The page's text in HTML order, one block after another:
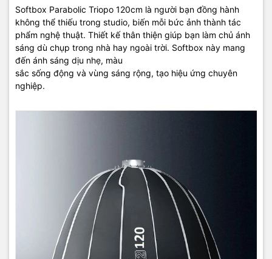
Softbox Parabolic Triopo 120cm là người bạn đồng hành
không thể thiếu trong studio, biến mỗi bức ảnh thành tác
phẩm nghệ thuật. Thiết kế thân thiện giúp bạn làm chủ ánh
sáng dù chụp trong nhà hay ngoài trời. Softbox này mang
đến ánh sáng dịu nhẹ, màu
sắc sống động và vùng sáng rộng, tạo hiệu ứng chuyên
nghiệp.